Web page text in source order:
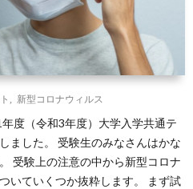
の
お
知
AI
学
習）
部
受
験
新型コロナウィルス
度（令和3年度）大学入学共通テ
ました。 受験生のみなさんはかな
受験上の注意の中から新型コロナ
いていくつか抜粋します。 まず試